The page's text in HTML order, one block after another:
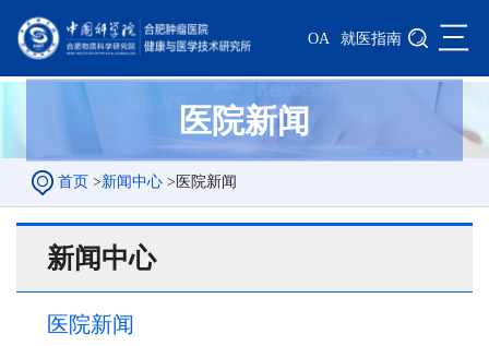
OA 就医指南 三
医院新闻
首页 >新闻中心 > 医院新闻
新闻中心
医院新闻